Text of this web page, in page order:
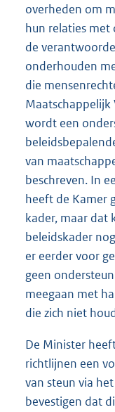
overheden om
hun relaties met
de
onderhouden
die
wordt een
van
beschreven. In
heeft de Kamer
kader, maar dat
beleidskader
er eerder voor
geen
meegaan met
die zich niet
De Minister
richtlijnen een
van steun via
bevestigen dat